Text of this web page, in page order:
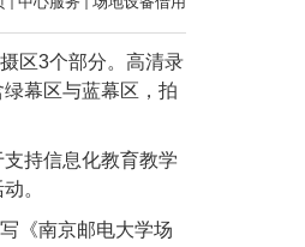
区3个部分。高清录
幕区与蓝幕区，拍
持信息化教育教学
。
《南京邮电大学场